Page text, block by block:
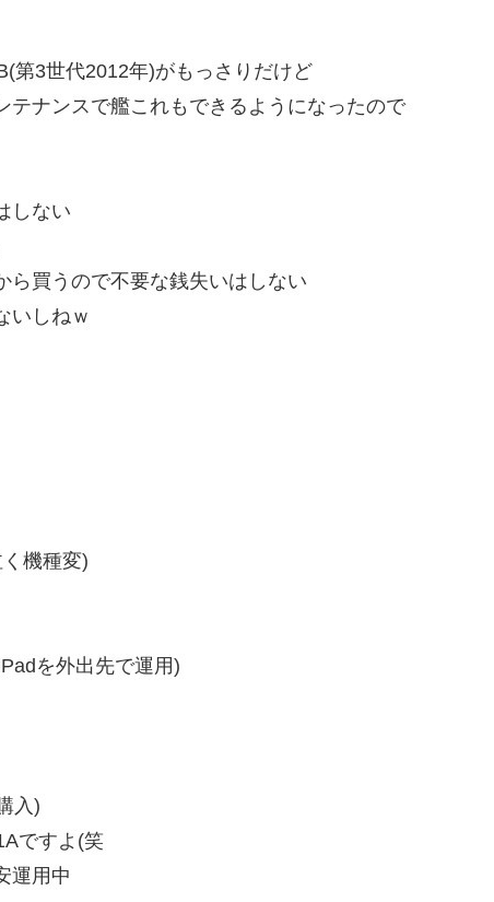
第3世代2012年)がもっさりだけど
ナンスで艦これもできるようになったので
しない
ら買うので不要な銭失いはしない
いしねｗ
機種変)
を外出先で運用)
入)
ですよ(笑
運用中